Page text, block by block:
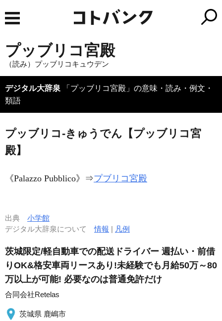
プッブリコ宮殿
（読み）プッブリコキュウデン
デジタル大辞泉 「プッブリコ宮殿」の意味・読み・例文・
類語
プッブリコ‐きゅうでん【プッブリコ宮
殿】
《Palazzo Pubblico》⇒プブリコ宮殿
出典 小学館
デジタル大辞泉について情報 | 凡例
茨城限定/軽自動車での配送ドライバー 週払い・前借
りOK&格安車両リースあり!未経験でも月給50万～80
万以上が可能! 必要なのは普通免許だけ
合同会社Retelas
茨城県 鹿嶋市